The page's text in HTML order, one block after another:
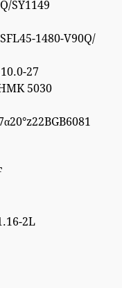
SY1149
1480-V90Q/
27
5030
2L